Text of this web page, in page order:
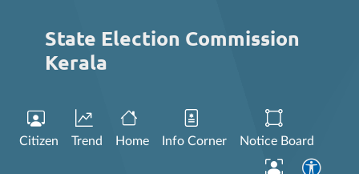
State Election Commission
Kerala
Citizen Trend Home Info Corner Notice Board